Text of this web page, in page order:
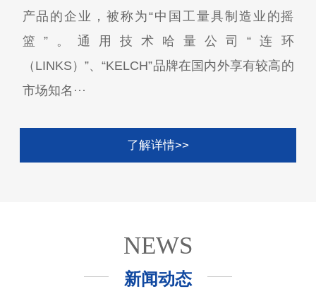
产品的企业，被称为“中国工量具制造业的摇
篮”。通用技术哈量公司“连环
（LINKS）”、“KELCH”品牌在国内外享有较高的
市场知名···
了解详情>>
NEWS
新闻动态